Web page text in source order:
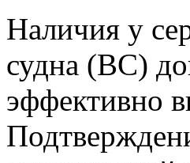
Наличия у
судна (ВС)
эффективно